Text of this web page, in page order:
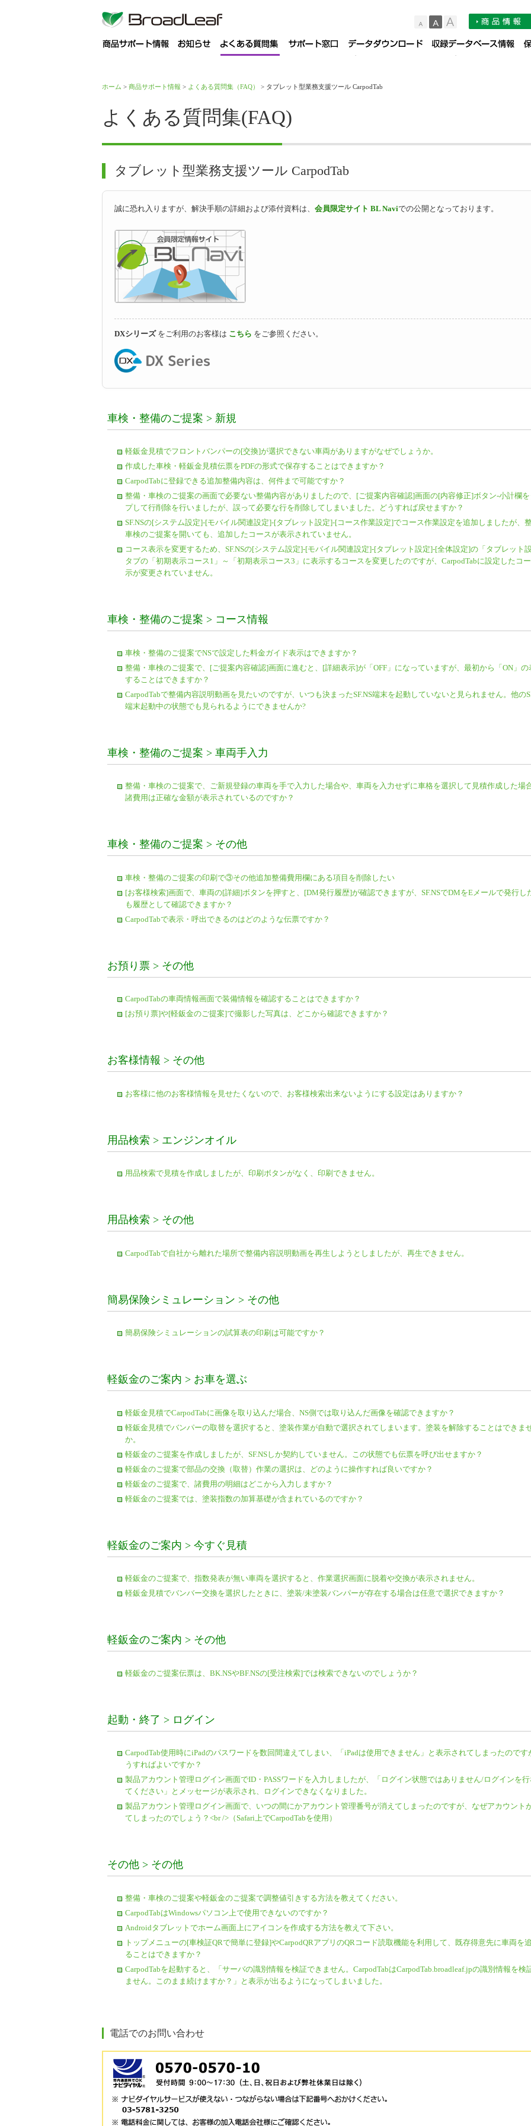
小 大
商品サポート情報
お知らせ
ホーム > 商品サポート情報 > よくある質問集（FAQ） > タブレット型業務支援ツール CarpodTab
よくある質問集(FAQ)
タブレット型業務支援ツール CarpodTab
誠に恐れ入りますが、解決手順の詳細および添付資料は、 会員限定サイト BL Naviでの公開となっております。
DXシリーズをご利用のお客様は こちら をご参照ください。
車検・整備のご提案 > 新規
軽鈑金見積でフロントバンパーの[交換]が選択できない車両がありますがなぜでしょうか。
作成した車検・軽鈑金見積伝票をPDFの形式で保存することはできますか？
CarpodTabに登録できる追加整備内容は、何件まで可能ですか？
整備・車検のご提案の画面で必要ない整備内容がありましたので、[ご提案内容確認]画面の[内容修正]ボタン-小計欄
プして行削除を行いましたが、誤って必要な行を削除してしまいました。どうすれば戻せますか？
SF.NSの[システム設定]-[モバイル関連設定]-[タブレット設定]-[コース作業設定]でコース作業設定を追加しましたが、
車検のご提案を開いても、追加したコースが表示されていません。
コース表示を変更するため、SF.NSの[システム設定]-[モバイル関連設定]-[タブレット設定]-[全体設定]の「タブレット
タブの「初期表示コース1」～「初期表示コース3」に表示するコースを変更したのですが、CarpodTabに設定したコ
示が変更されていません。
車検・整備のご提案 > コース情報
車検・整備のご提案でNSで設定した料金ガイド表示はできますか？
整備・車検のご提案で、[ご提案内容確認]画面に進むと、[詳細表示]が「OFF」になっていますが、最初から「ON」の
することはできますか？
CarpodTabで整備内容説明動画を見たいのですが、いつも決まったSF.NS端末を起動していないと見られません。他の
端末起動中の状態でも見られるようにできませんか?
車検・整備のご提案 > 車両手入力
整備・車検のご提案で、ご新規登録の車両を手で入力した場合や、車両を入力せずに車格を選択して見積作成した場
諸費用は正確な金額が表示されているのですか？
車検・整備のご提案 > その他
車検・整備のご提案の印刷で③その他追加整備費用欄にある項目を削除したい
[お客様検索]画面で、車両の[詳細]ボタンを押すと、[DM発行履歴]が確認できますが、SF.NSでDMをEメールで発行し
も履歴として確認できますか？
CarpodTabで表示・呼出できるのはどのような伝票ですか？
お預り票 > その他
CarpodTabの車両情報画面で装備情報を確認することはできますか？
[お預り票]や[軽鈑金のご提案]で撮影した写真は、どこから確認できますか？
お客様情報 > その他
お客様に他のお客様情報を見せたくないので、お客様検索出来ないようにする設定はありますか？
用品検索 > エンジンオイル
用品検索で見積を作成しましたが、印刷ボタンがなく、印刷できません。
用品検索 > その他
CarpodTabで自社から離れた場所で整備内容説明動画を再生しようとしましたが、再生できません。
簡易保険シミュレーション > その他
簡易保険シミュレーションの試算表の印刷は可能ですか？
軽鈑金のご案内 > お車を選ぶ
軽鈑金見積でCarpodTabに画像を取り込んだ場合、NS側では取り込んだ画像を確認できますか？
軽鈑金見積でバンパーの取替を選択すると、塗装作業が自動で選択されてしまいます。塗装を解除することはできま
か。
軽鈑金のご提案を作成しましたが、SF.NSしか契約していません。この状態でも伝票を呼び出せますか？
軽鈑金のご提案で部品の交換（取替）作業の選択は、どのように操作すれば良いですか？
軽鈑金のご提案で、諸費用の明細はどこから入力しますか？
軽鈑金のご提案では、塗装指数の加算基礎が含まれているのですか？
軽鈑金のご案内 > 今すぐ見積
軽鈑金のご提案で、指数発表が無い車両を選択すると、作業選択画面に脱着や交換が表示されません。
軽鈑金見積でバンバー交換を選択したときに、塗装/未塗装バンパーが存在する場合は任意で選択できますか？
軽鈑金のご案内 > その他
軽鈑金のご提案伝票は、BK.NSやBF.NSの[受注検索]では検索できないのでしょうか？
起動・終了 > ログイン
CarpodTab使用時にiPadのパスワードを数回間違えてしまい、「iPadは使用できません」と表示されてしまったのです
うすればよいですか？
製品アカウント管理ログイン画面でID・PASSワードを入力しましたが、「ログイン状態ではありません/ログインを
てください」とメッセージが表示され、ログインできなくなりました。
製品アカウント管理ログイン画面で、いつの間にかアカウント管理番号が消えてしまったのですが、なぜアカウント
てしまったのでしょう？<br />（Safari上でCarpodTabを使用）
その他 > その他
整備・車検のご提案や軽鈑金のご提案で調整値引きする方法を教えてください。
CarpodTabはWindowsパソコン上で使用できないのですか？
Androidタブレットでホーム画面上にアイコンを作成する方法を教えて下さい。
トップメニューの[車検証QRで簡単に登録]やCarpodQRアプリのQRコード読取機能を利用して、既存得意先に車両を
ることはできますか？
CarpodTabを起動すると、「サーバの識別情報を検証できません。CarpodTabはCarpodTab.broadleaf.jpの識別情報を検
ません。このまま続けますか？」と表示が出るようになってしまいました。
電話でのお問い合わせ